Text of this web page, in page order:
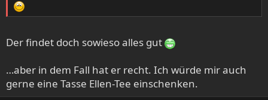
Der findet doch sowieso alles gut
…aber in dem Fall hat er recht. Ich würde mir auch
gerne eine Tasse Ellen-Tee einschenken.